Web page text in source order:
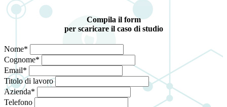
Compila il form
per scaricare il caso di studio
Nome*
Cognome*
Email*
Titolo di lavoro
Azienda*
Telefono